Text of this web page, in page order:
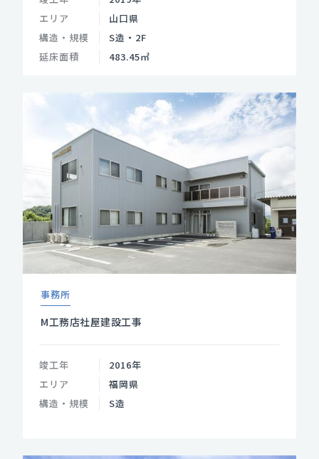
エリア
山口県
構造・規模
S造・2F
延床面積
483.45㎡
事務所
M工務店社屋建設工事
竣工年
2016年
エリア
福岡県
構造・規模
S造